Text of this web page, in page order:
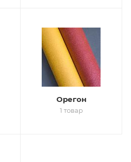
Орегон
1 товар